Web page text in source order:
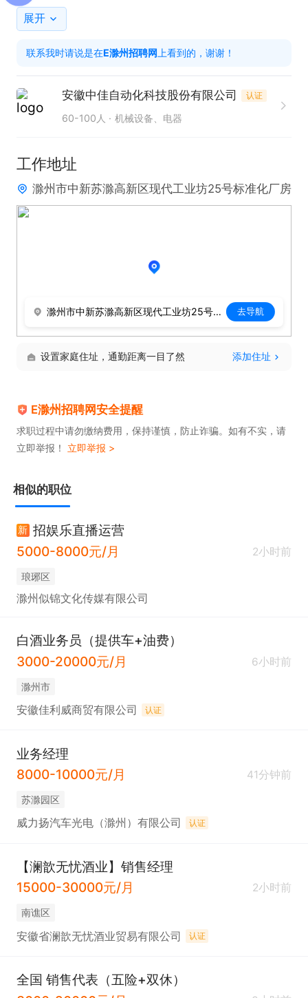
展开
联系我时请说是在E滁州招聘网 上看到的，谢谢！
安徽中佳自动化科技股份有限公司 认证
60-100人 机械设备、电器
工作地址
滁州市中新苏滁高新区现代工业坊25号标准化厂房
滁州市中新苏滁高新区现代工业坊25号标准化厂房 去导航
设置家庭住址，通勤距离一目了然 添加住址
E滁州招聘网安全提醒
求职过程中请勿缴纳费用，保持谨慎，防止诈骗。如有不实，请
立即举报！ 立即举报 >
相似的职位
新 招娱乐直播运营
5000-8000元/月
2小时前
琅琊区
滁州似锦文化传媒有限公司
白酒业务员（提供车+油费）
3000-20000元/月
6小时前
滁州市
安徽佳利威商贸有限公司 认证
业务经理
8000-10000元/月
41分钟前
苏滁园区
威力扬汽车光电（滁州）有限公司 认证
【澜歆无忧酒业】销售经理
15000-30000元/月
2小时前
南谯区
安徽省澜歆无忧酒业贸易有限公司 认证
全国 销售代表（五险+双休）